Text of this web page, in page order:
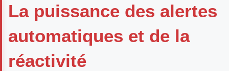
La puissance des alertes
automatiques et de la
réactivité